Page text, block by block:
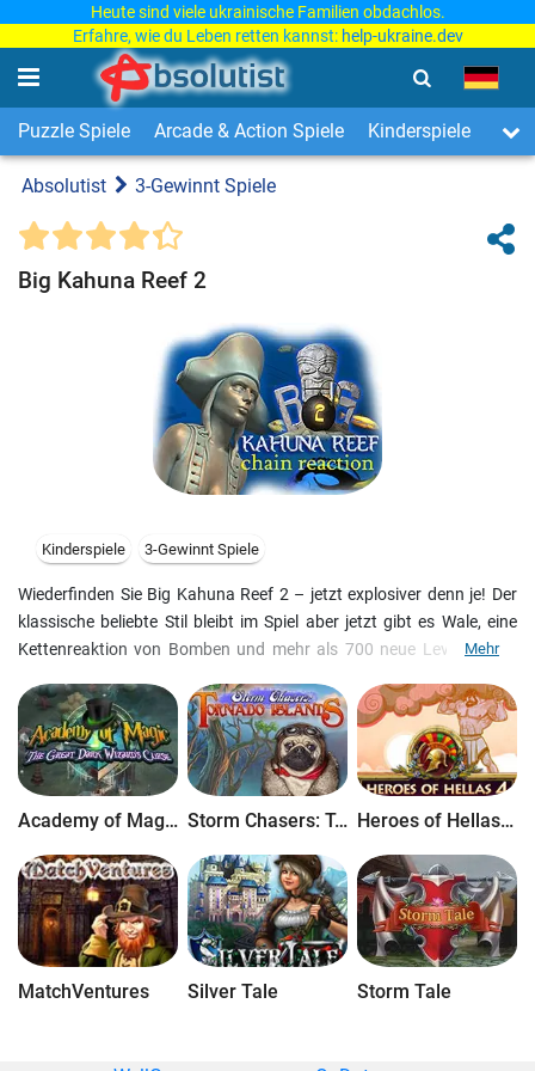
Heute sind viele ukrainische Familien obdachlos.
Erfahre, wie du Leben retten kannst: help-ukraine.dev
Puzzle Spiele Arcade & Action Spiele Kinderspiele 3-
Absolutist 3-Gewinnt Spiele
Big Kahuna Reef 2
Kinderspiele 3-Gewinnt Spiele
Wiederfinden Sie Big Kahuna Reef 2 – jetzt explosiver denn je! Der
klassische beliebte Stil bleibt im Spiel aber jetzt gibt es Wale, eine
Kettenreaktion von Bomben und mehr als 700 neue Levels dazu!
Sie interessant sein! Geben Sie einen Bildschirmschoner und
verbesserten Leveleditor zu und ein perfekter Genuß ist fertig!
Mehr
Academy of Magic: The Great Dark Wizard's Curse Storm Chasers: Tornado Islands Heroes of Hellas 4: Geburt einer Legende
MatchVentures Silver Tale Storm Tale